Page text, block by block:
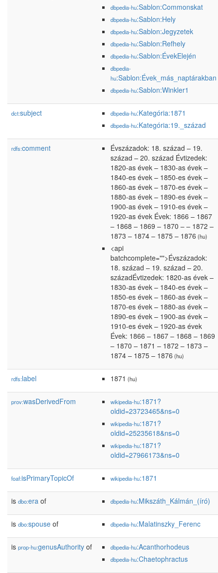
dbpedia-hu:Sablon:Commonskat
dbpedia-hu:Sablon:Hely
dbpedia-hu:Sablon:Jegyzetek
dbpedia-hu:Sablon:Refhely
dbpedia-hu:Sablon:ÉvekElején
dbpedia-
hu:Sablon:Évek_más_naptárakban
dbpedia-hu:Sablon:Winkler1
dct:subject dbpedia-hu:Kategória:1871
dbpedia-hu:Kategória:19._század
rdfs:comment
Évszázadok: 18. század – 19.
század – 20. század Évtizedek:
1820-as évek – 1830-as évek –
1840-es évek – 1850-es évek –
1860-as évek – 1870-es évek –
1880-as évek – 1890-es évek –
1900-as évek – 1910-es évek –
1920-as évek Évek: 1866 – 1867
– 1868 – 1869 – 1870 – – 1872 –
1873 – 1874 – 1875 – 1876 (hu)
<api
batchcomplete="">Évszázadok:
18. század – 19. század – 20.
századÉvtizedek: 1820-as évek –
1830-as évek – 1840-es évek –
1850-es évek – 1860-as évek –
1870-es évek – 1880-as évek –
1890-es évek – 1900-as évek –
1910-es évek – 1920-as évek
Évek: 1866 – 1867 – 1868 – 1869
– 1870 – 1871 – 1872 – 1873 –
1874 – 1875 – 1876 (hu)
rdfs:label 1871 (hu)
prov:wasDerivedFrom wikipedia-hu:1871?
oldid=23723465&ns=0
wikipedia-hu:1871?
oldid=25235618&ns=0
wikipedia-hu:1871?
oldid=27966173&ns=0
foaf:isPrimaryTopicOf wikipedia-hu:1871
is dbo:era of dbpedia-hu:Mikszáth_Kálmán_(író)
is dbo:spouse of dbpedia-hu:Malatinszky_Ferenc
is prop-hu:genusAuthority of dbpedia-hu:Acanthorhodeus
dbpedia-hu:Chaetophractus